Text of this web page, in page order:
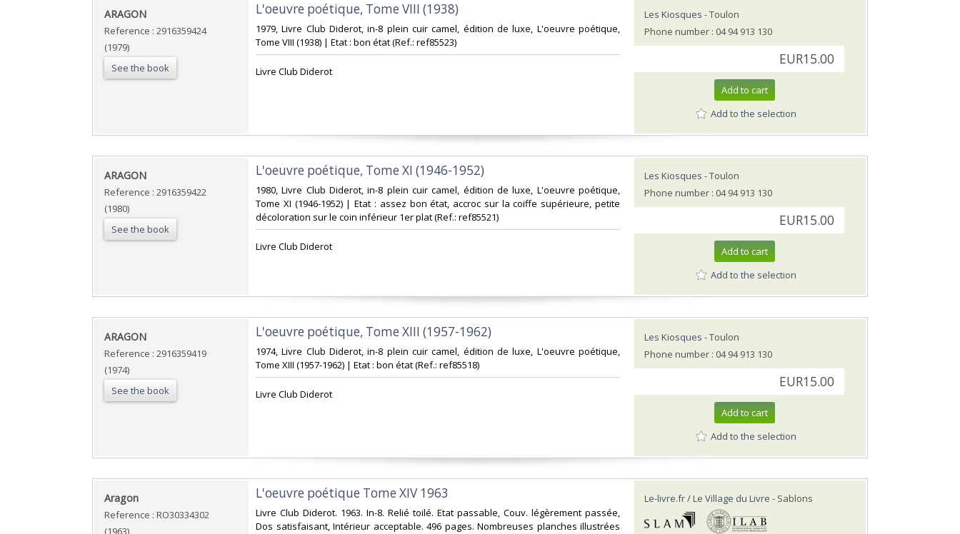
‎ARAGON‎
Reference : 2916359424
(1979)
See the book
‎L'oeuvre poétique, Tome VIII (1938)‎
‎1979, Livre Club Diderot, in-8 plein cuir camel, édition de luxe, L'oeuvre poétique,
Tome VIII (1938) | Etat : bon état (Ref.: ref85523)‎
‎Livre Club Diderot‎
Les Kiosques - Toulon
Phone number : 04 94 913 130
EUR15.00
Add to cart
Add to the selection
‎ARAGON‎
Reference : 2916359422
(1980)
See the book
‎L'oeuvre poétique, Tome XI (1946-1952)‎
‎1980, Livre Club Diderot, in-8 plein cuir camel, édition de luxe, L'oeuvre poétique,
Tome XI (1946-1952) | Etat : assez bon état, accroc sur la coiffe supérieure, petite
décoloration sur le coin inférieur 1er plat (Ref.: ref85521)‎
‎Livre Club Diderot‎
Les Kiosques - Toulon
Phone number : 04 94 913 130
EUR15.00
Add to cart
Add to the selection
‎ARAGON‎
Reference : 2916359419
(1974)
See the book
‎L'oeuvre poétique, Tome XIII (1957-1962)‎
‎1974, Livre Club Diderot, in-8 plein cuir camel, édition de luxe, L'oeuvre poétique,
Tome XIII (1957-1962) | Etat : bon état (Ref.: ref85518)‎
‎Livre Club Diderot‎
Les Kiosques - Toulon
Phone number : 04 94 913 130
EUR15.00
Add to cart
Add to the selection
‎Aragon‎
Reference : RO30334302
(1963)
‎L'oeuvre poétique Tome XIV 1963‎
‎Livre Club Diderot. 1963. In-8. Relié toilé. Etat passable, Couv. légèrement passée,
Dos satisfaisant, Intérieur acceptable. 496 pages. Nombreuses planches illustrées
Le-livre.fr / Le Village du Livre - Sablons